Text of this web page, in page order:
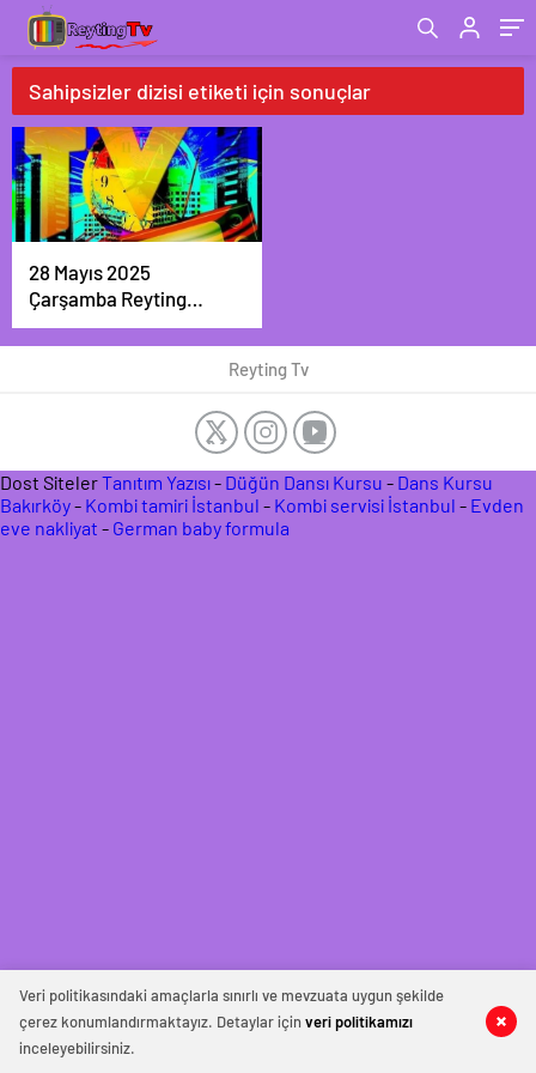
Sahipsizler dizisi etiketi için sonuçlar
28 Mayıs 2025
Çarşamba Reyting
Sonuçları Açıklandı:
Zirve Kimin Oldu?
Reyting Tv
Veri politikasındaki amaçlarla sınırlı ve mevzuata uygun şekilde
çerez konumlandırmaktayız. Detaylar içinveri politikamızı
inceleyebilirsiniz.
Dost SitelerTanıtım Yazısı- Düğün Dansı Kursu - Dans Kursu
Bakırköy- Kombi tamiri İstanbul - Kombi servisi İstanbul - Evden
eve nakliyat - German baby formula